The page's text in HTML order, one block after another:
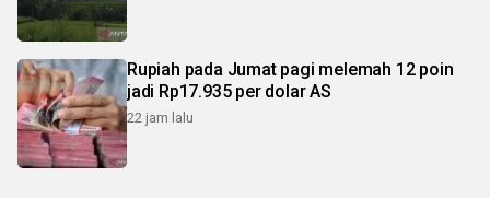
Rupiah pada Jumat pagi melemah 12 poin
jadi Rp17.935 per dolar AS
22 jam lalu